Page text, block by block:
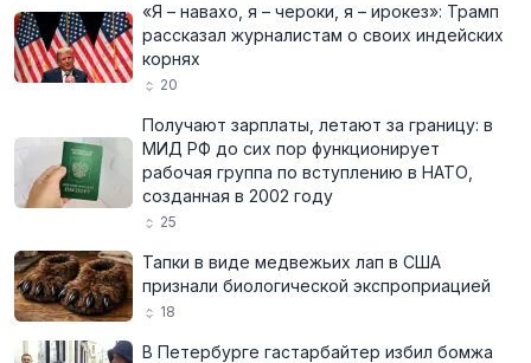
«Я – навахо, я – чероки, я – ирокез»: Трамп
рассказал журналистам о своих индейских
корнях
20
Получают зарплаты, летают за границу: в
МИД РФ до сих пор функционирует
рабочая группа по вступлению в НАТО,
созданная в 2002 году
25
Тапки в виде медвежьих лап в США
признали биологической экспроприацией
18
В Петербурге гастарбайтер избил бомжа